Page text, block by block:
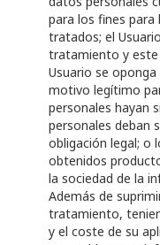
para los fines
tratados; el
tratamiento y este
Usuario se
motivo legítimo
personales hayan
personales deban
obligación legal; o
obtenidos
la sociedad de la
Además de
tratamiento,
y el coste de su